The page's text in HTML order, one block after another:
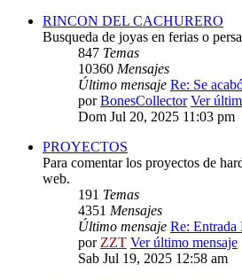
RINCON DEL CACHURERO
Busqueda de joyas en ferias o
847 Temas
10360 Mensajes
Último mensaje Re: Se
porBonesCollector Ver
Dom Jul 20, 2025 11:03 pm
PROYECTOS
Para comentar los proyectos de
web.
191 Temas
4351 Mensajes
Último mensaje Re:
porZZT Ver último mensaje
Sab Jul 19, 2025 12:58 am